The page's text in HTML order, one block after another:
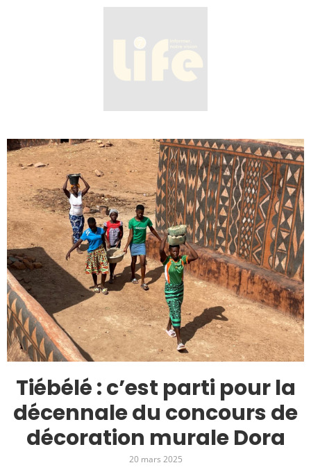
Tiébélé : c’est parti pour la
décennale du concours de
décoration murale Dora
20 mars 2025